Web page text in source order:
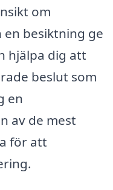
om
besiktning ge
hjälpa dig att
beslut som
en
av de mest
för att